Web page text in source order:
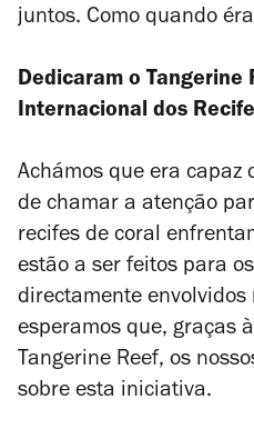
juntos. Como quando
Dedicaram o Tangerine
Internacional dos
Achámos que era capaz
de chamar a atenção
recifes de coral
estão a ser feitos para
directamente
esperamos que, graças
Tangerine Reef, os
sobre esta iniciativa.